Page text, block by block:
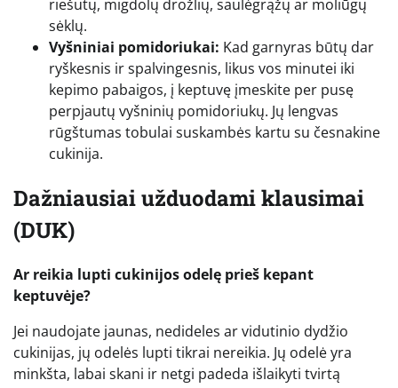
riešutų, migdolų drožlių, saulėgrąžų ar moliūgų
sėklų.
Vyšniniai pomidoriukai: Kad garnyras būtų dar
ryškesnis ir spalvingesnis, likus vos minutei iki
kepimo pabaigos, į keptuvę įmeskite per pusę
perpjautų vyšninių pomidoriukų. Jų lengvas
rūgštumas tobulai suskambės kartu su česnakine
cukinija.
Dažniausiai užduodami klausimai
(DUK)
Ar reikia lupti cukinijos odelę prieš kepant
keptuvėje?
Jei naudojate jaunas, nedideles ar vidutinio dydžio
cukinijas, jų odelės lupti tikrai nereikia. Jų odelė yra
minkšta, labai skani ir netgi padeda išlaikyti tvirtą